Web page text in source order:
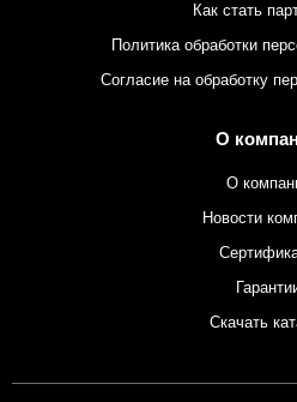
Как стать
Политика обработки
Согласие на обработку
О
О
Новости
Скачать